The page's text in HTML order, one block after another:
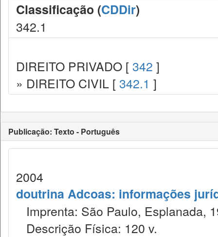
Classificação (CDDir)
342.1
DIREITO PRIVADO [ 342 ]
» DIREITO CIVIL [ 342.1 ]
Publicação: Texto - Português
2004
doutrina Adcoas: informações
Imprenta: São Paulo, Esplanada,
Descrição Física: 120 v.